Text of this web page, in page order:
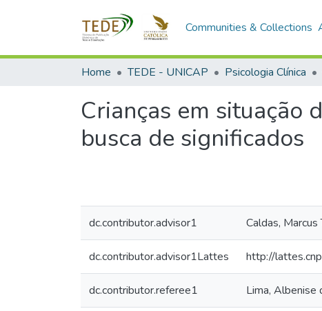
Communities & Collections
Home TEDE - UNICAP Psicologia Clínica
Crianças em situação
busca de significados
dc.contributor.advisor1 Caldas, Marcus
dc.contributor.advisor1Lattes http://
dc.contributor.referee1 Lima, Albenise